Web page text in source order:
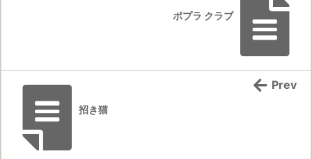
ポプラ クラブ
招き猫
Prev